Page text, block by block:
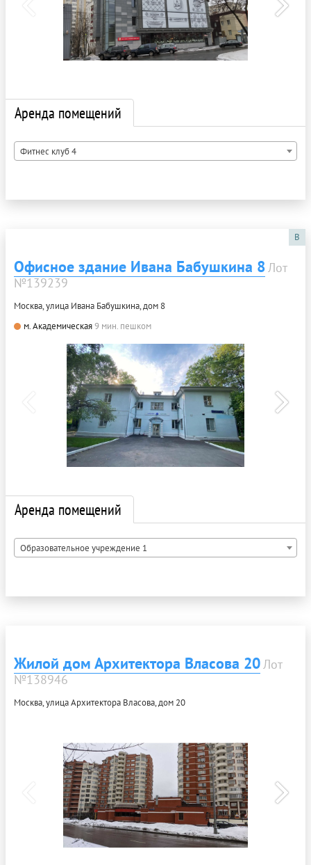
Аренда помещений
Фитнес клуб 4
B
Офисное здание Ивана Бабушкина 8 Лот
№139239
Москва, улица Ивана Бабушкина, дом 8
м. Академическая9 мин. пешком
Аренда помещений
Образовательное учреждение 1
Жилой дом Архитектора Власова 20Лот
№138946
Москва, улица Архитектора Власова, дом 20